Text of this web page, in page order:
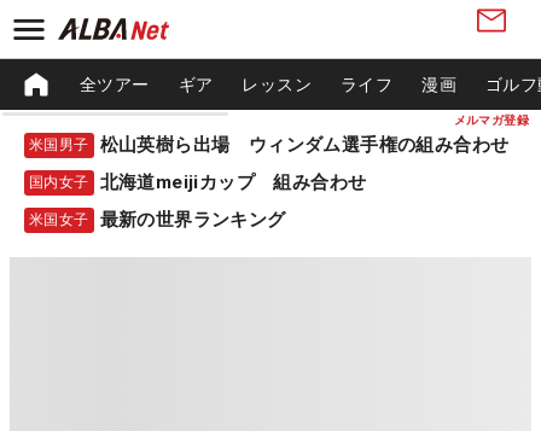
メルマガ登録
全ツアー ギア レッスン ライフ 漫画 ゴル
米国男子 松山英樹ら出場 ウィンダム選手権の組み合わせ
国内女子 北海道meijiカップ 組み合わせ
米国女子 最新の世界ランキング